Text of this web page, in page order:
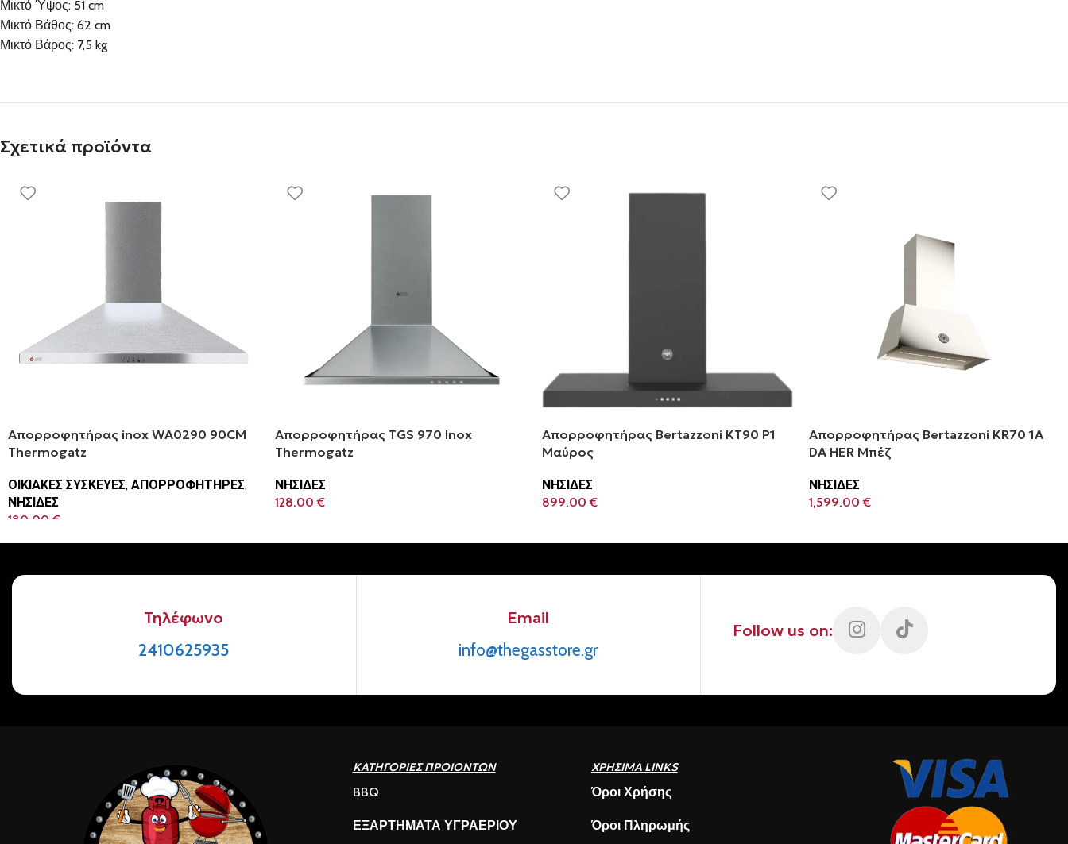
Μικτό Ύψος: 51 cm
Μικτό Βάθος: 62 cm
Μικτό Βάρος: 7,5 kg
Σχετικά προϊόντα
Απορροφητήρας inox WA0290 90CM
Thermogatz
ΟΙΚΙΑΚΕΣ ΣΥΣΚΕΥΕΣ, ΑΠΟΡΡΟΦΗΤΗΡΕΣ,
ΝΗΣΙΔΕΣ
180.00€
Απορροφητήρας TGS 970 Inox
Thermogatz
ΝΗΣΙΔΕΣ
128.00€
Απορροφητήρας Bertazzoni KT90 P1
Μαύρος
ΝΗΣΙΔΕΣ
899.00€
Απορροφητήρας Bertazzoni KR70 1A
DA HER Μπέζ
ΝΗΣΙΔΕΣ
1,599.00€
Τηλέφωνο
2410625935
Email
info@thegasstore.gr
Follow us on:
ΚΑΤΗΓΟΡΙΕΣ ΠΡΟΙΟΝΤΩΝ
BBQ
ΕΞΑΡΤΗΜΑΤΑ ΥΓΡΑΕΡΙΟΥ
ΧΡΗΣΙΜΑ LINKS
Όροι Χρήσης
Όροι Πληρωμής